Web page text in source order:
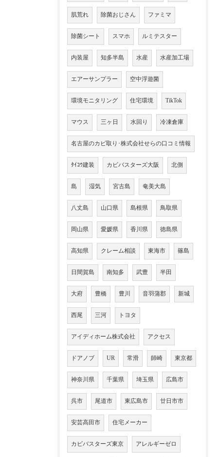
肌荒れ 除菌おじさん ファミマ
除菌シート スマホ ルミテスター
内装屋 知多半島 水産 水産加工場
エアーサンプラー 空中浮遊菌
環境モニタリング 住宅環境 TikTok
マウス 三ヶ日 水回り 冷凍倉庫
名古屋のカビ取り･株式会社せらの口コミ情報
ﾀｲｺｳ建装 カビバスターズ大阪 北側
島 湿気 宮古島 奄美大島
八丈島 山口県 島根県 鳥取県
岡山県 愛媛県 香川県 徳島県
高知県 クレーム相談 東海市 篠島
日間賀島 南知多 武豊 半田
大府 豊橋 豊川 音羽蒲郡 新城
西尾 三河 トヨタ
アイディホーム株式会社 アクセス
ドアノブ UR 常滑 師崎 東京都
神奈川県 千葉県 埼玉県 広島市
呉市 尾道市 東広島市 廿日市市
安芸高田市 住宅メーカー
カビバスターズ東京 アレルギーゼロ